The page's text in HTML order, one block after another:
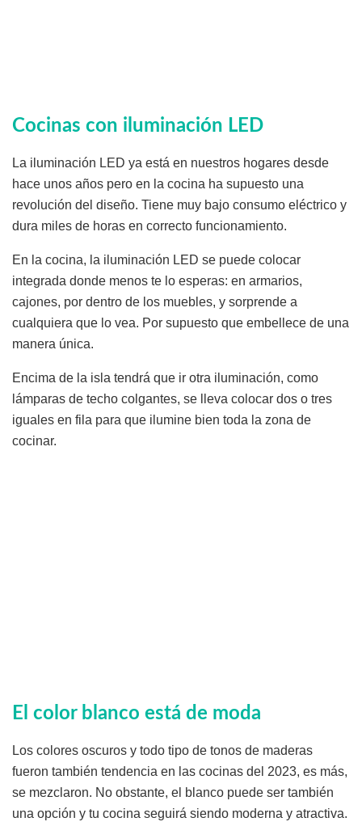
Cocinas con iluminación LED
La iluminación LED ya está en nuestros hogares desde
hace unos años pero en la cocina ha supuesto una
revolución del diseño. Tiene muy bajo consumo eléctrico y
dura miles de horas en correcto funcionamiento.
En la cocina, la iluminación LED se puede colocar
integrada donde menos te lo esperas: en armarios,
cajones, por dentro de los muebles, y sorprende a
cualquiera que lo vea. Por supuesto que embellece de una
manera única.
Encima de la isla tendrá que ir otra iluminación, como
lámparas de techo colgantes, se lleva colocar dos o tres
iguales en fila para que ilumine bien toda la zona de
cocinar.
El color blanco está de moda
Los colores oscuros y todo tipo de tonos de maderas
fueron también tendencia en las cocinas del 2023, es más,
se mezclaron. No obstante, el blanco puede ser también
una opción y tu cocina seguirá siendo moderna y atractiva.